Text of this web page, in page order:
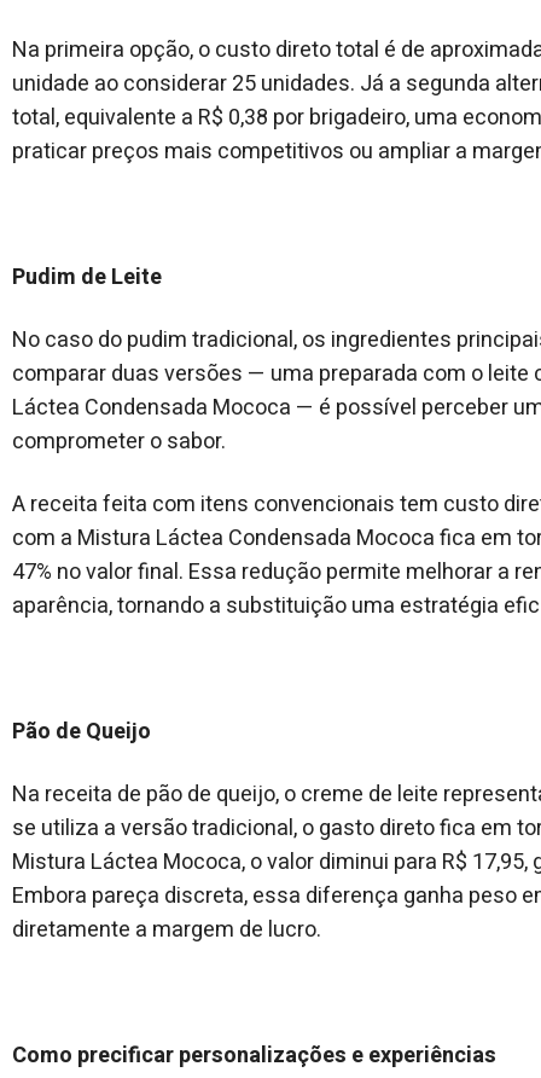
Na primeira opção, o custo direto total é de
unidade ao considerar 25 unidades. Já a segunda
total, equivalente a R$ 0,38 por brigadeiro, uma
praticar preços mais competitivos ou ampliar a
Pudim de Leite
No caso do pudim tradicional, os ingredientes
comparar duas versões — uma preparada com o
Láctea Condensada Mococa — é possível perceber
comprometer o sabor.
A receita feita com itens convencionais tem custo
com a Mistura Láctea Condensada Mococa fica em
47% no valor final. Essa redução permite melhorar a
aparência, tornando a substituição uma estratégia
Pão de Queijo
Na receita de pão de queijo, o creme de leite
se utiliza a versão tradicional, o gasto direto fica em
Mistura Láctea Mococa, o valor diminui para R$
Embora pareça discreta, essa diferença ganha peso
diretamente a margem de lucro.
Como precificar personalizações e experiências